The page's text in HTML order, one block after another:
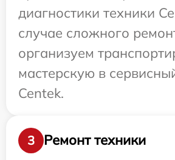
диагностики техники
случае сложного
организуем
мастерскую в
Centek.
3
Ремонт техники